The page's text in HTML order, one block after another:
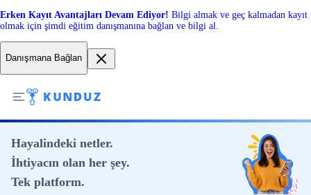
Erken Kayıt Avantajları Devam Ediyor! Bilgi almak ve geç kalmadan kayıt
olmak için şimdi eğitim danışmanına bağlan ve bilgi al.
Danışmana Bağlan
Hayalindeki netler.
İhtiyacın olan her şey.
Tek platform.